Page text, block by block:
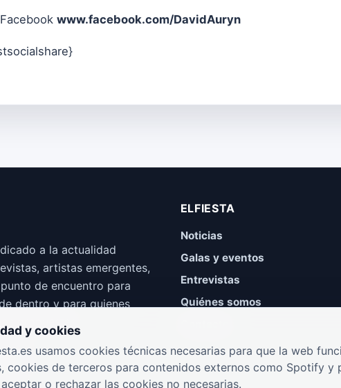
www.facebook.com/DavidAuryn
a la actualidad
artistas emergentes,
de encuentro para
dentro y para quienes
propuestas.
ELFIESTA
Noticias
Galas y eventos
Entrevistas
Quiénes somos
y cookies
usamos cookies técnicas necesarias para que la web
cookies de terceros para contenidos externos como Spotify y
aceptar o rechazar las cookies no necesarias.